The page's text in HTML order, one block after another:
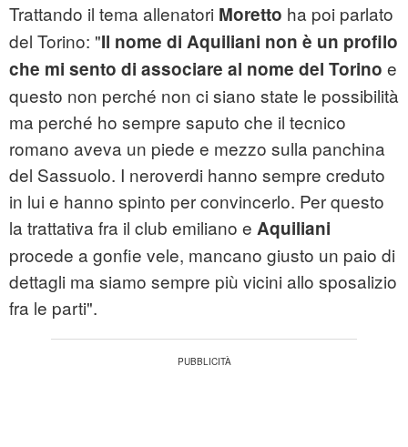
Trattando il tema allenatori Moretto ha poi parlato
del Torino: "Il nome di Aquiliani non è un profilo
che mi sento di associare al nome del Torino e
questo non perché non ci siano state le possibilità
ma perché ho sempre saputo che il tecnico
romano aveva un piede e mezzo sulla panchina
del Sassuolo. I neroverdi hanno sempre creduto
in lui e hanno spinto per convincerlo. Per questo
la trattativa fra il club emiliano e Aquiliani
procede a gonfie vele, mancano giusto un paio di
dettagli ma siamo sempre più vicini allo sposalizio
fra le parti".